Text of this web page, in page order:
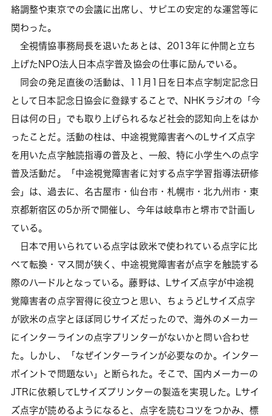
絡調整や東京での会議に出席し、サピエの安定的な運営等に
関わった。
全視情協事務局長を退いたあとは、2013年に仲間と立ち
上げたNPO法人日本点字普及協会の仕事に励んでいる。
同会の発足直後の活動は、11月1日を日本点字制定記念日
として日本記念日協会に登録することで、NHKラジオの「今
日は何の日」でも取り上げられるなど社会的認知向上をはか
ったことだ。活動の柱は、中途視覚障害者へのLサイズ点字
を用いた点字触読指導の普及と、一般、特に小学生への点字
普及活動だ。「中途視覚障害者に対する点字学習指導法研修
会」は、過去に、名古屋市・仙台市・札幌市・北九州市・東
京都新宿区の5か所で開催し、今年は岐阜市と堺市で計画し
ている。
日本で用いられている点字は欧米で使われている点字に比
べて転換・マス間が狭く、中途視覚障害者が点字を触読する
際のハードルとなっている。藤野は、Lサイズ点字が中途視
覚障害者の点字習得に役立つと思い、ちょうどLサイズ点字
が欧米の点字とほぼ同じサイズだったので、海外のメーカー
にインターラインの点字プリンターがないかと問い合わせ
た。しかし、「なぜインターラインが必要なのか。インター
ポイントで問題ない」と断られた。そこで、国内メーカーの
JTRに依頼してLサイズプリンターの製造を実現した。Lサイ
ズ点字が読めるようになると、点字を読むコツをつかみ、標